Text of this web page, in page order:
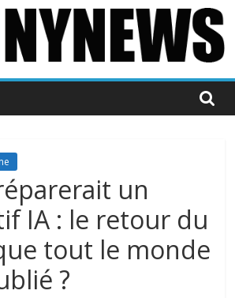
un
IA : le retour du
tout le monde
?